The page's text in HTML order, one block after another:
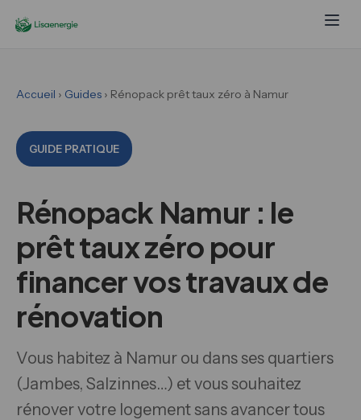
Accueil › Guides › Rénopack prêt taux zéro à Namur
GUIDE PRATIQUE
Rénopack Namur : le
prêt taux zéro pour
financer vos travaux de
rénovation
Vous habitez à Namur ou dans ses quartiers
(Jambes, Salzinnes…) et vous souhaitez
rénover votre logement sans avancer tous